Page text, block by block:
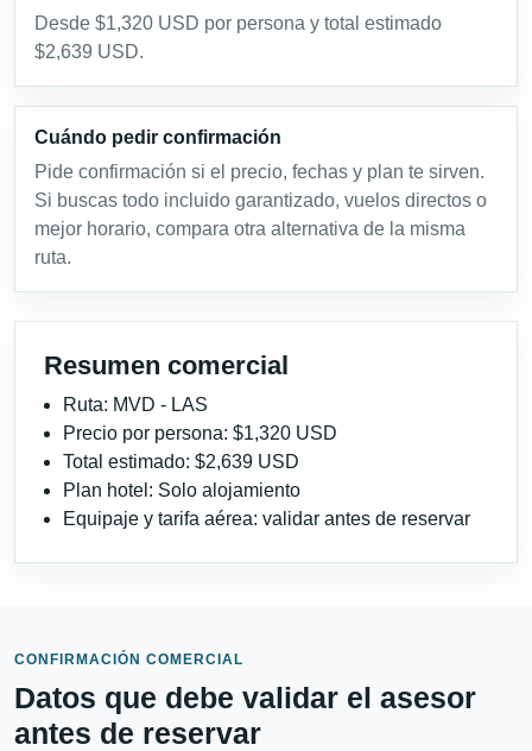
Desde $1,320 USD por persona y total estimado
$2,639 USD.
Cuándo pedir confirmación
Pide confirmación si el precio, fechas y plan te sirven.
Si buscas todo incluido garantizado, vuelos directos o
mejor horario, compara otra alternativa de la misma
ruta.
Resumen comercial
Ruta: MVD - LAS
Precio por persona: $1,320 USD
Total estimado: $2,639 USD
Plan hotel: Solo alojamiento
Equipaje y tarifa aérea: validar antes de reservar
CONFIRMACIÓN COMERCIAL
Datos que debe validar el asesor
antes de reservar